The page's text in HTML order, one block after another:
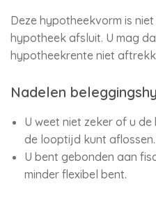
Deze hypotheekvorm is
hypotheek afsluit. U mag
hypotheekrente niet
Nadelen
U weet niet zeker of u
de looptijd kunt aflossen.
U bent gebonden aan
minder flexibel bent.